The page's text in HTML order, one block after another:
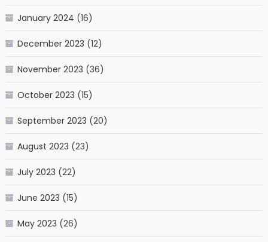
January 2024 (16)
December 2023 (12)
November 2023 (36)
October 2023 (15)
September 2023 (20)
August 2023 (23)
July 2023 (22)
June 2023 (15)
May 2023 (26)